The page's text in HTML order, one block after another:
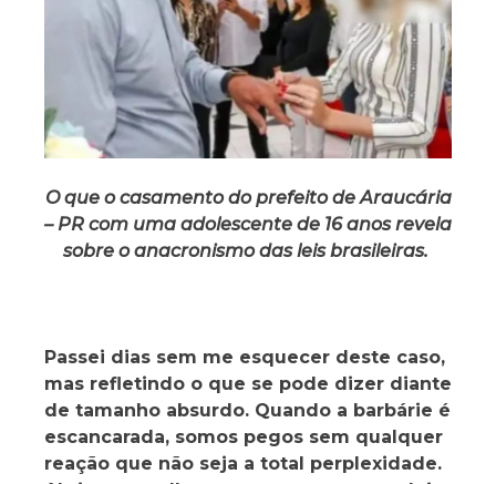
O que o casamento do prefeito de Araucária
– PR com uma adolescente de 16 anos revela
sobre o anacronismo das leis brasileiras.
Passei dias sem me esquecer deste caso,
mas refletindo o que se pode dizer diante
de tamanho absurdo. Quando a barbárie é
escancarada, somos pegos sem qualquer
reação que não seja a total perplexidade.